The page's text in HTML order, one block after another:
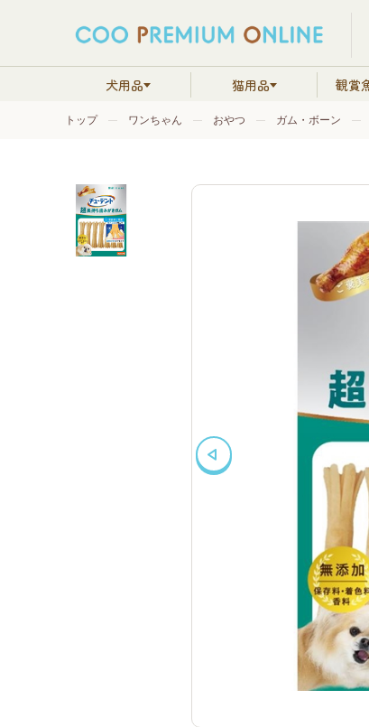
犬用品 猫用品 観賞
トップ ワンちゃん おやつ ガム・ボーン